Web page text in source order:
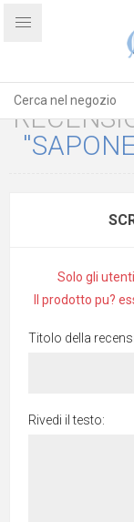
Solo gli
Il prodotto pu?
Titolo della
Rivedi il testo: